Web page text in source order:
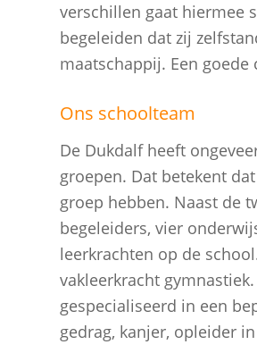
verschillen gaat hiermee
begeleiden dat zij
maatschappij. Een
Ons schoolteam
De Dukdalf heeft
groepen. Dat betekent
groep hebben. Naast de
begeleiders, vier
leerkrachten op de
vakleerkracht
gespecialiseerd in een
gedrag, kanjer, opleider